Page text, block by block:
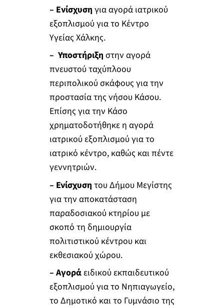
– Eνίσχυση για αγορά ιατρικού
εξοπλισμού για το Κέντρο
Υγείας Χάλκης.
– Υποστήριξη στην αγορά
πνευστού ταχύπλοου
περιπολικού σκάφους για την
προστασία της νήσου Κάσου.
Επίσης για την Κάσο
χρηματοδοτήθηκε η αγορά
ιατρικού εξοπλισμού για το
ιατρικό κέντρο, καθώς και πέντε
γεννητριών.
– Ενίσχυση του Δήμου Μεγίστης
για την αποκατάσταση
παραδοσιακού κτηρίου με
σκοπό τη δημιουργία
πολιτιστικού κέντρου και
εκθεσιακού χώρου.
– Αγοράειδικού εκπαιδευτικού
εξοπλισμού για το Νηπιαγωγείο,
το Δημοτικό και το Γυμνάσιο της